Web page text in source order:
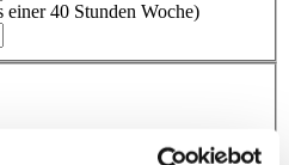
40 Stunden Woche)